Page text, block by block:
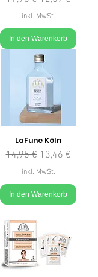
inkl. MwSt.
In den Warenkorb
LaFune Köln
Standardpreis
14,95 € Sale-Preis
13,46 €
inkl. MwSt.
In den Warenkorb